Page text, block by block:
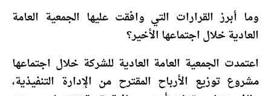
وما أبرز القرارات التي وافقت عليها الجمعية العامة
العادية خلال اجتماعها الأخير؟
اعتمدت الجمعية العامة العادية للشركة خلال اجتماعها
مشروع توزيع الأرباح المقترح من الإدارة التنفيذية،